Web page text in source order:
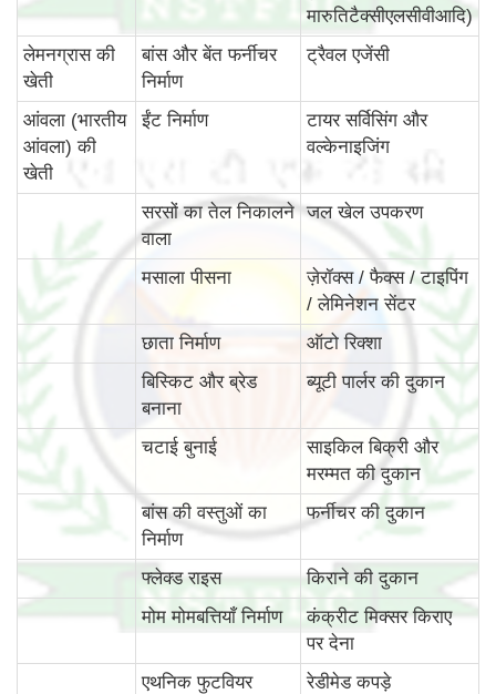
मारुतिटैक्सीएलसीवीआदि)
लेमनग्रास की
खेती
बांस और बेंत फर्नीचर
निर्माण
ट्रैवल एजेंसी
आंवला (भारतीय
आंवला) की
खेती
ईंट निर्माण
टायर सर्विसिंग और
वल्केनाइजिंग
सरसों का तेल निकालने
वाला
जल खेल उपकरण
मसाला पीसना
ज़ेरॉक्स / फैक्स / टाइपिंग
/ लेमिनेशन सेंटर
छाता निर्माण
ऑटो रिक्शा
बिस्किट और ब्रेड
बनाना
ब्यूटी पार्लर की दुकान
चटाई बुनाई
साइकिल बिक्री और
मरम्मत की दुकान
बांस की वस्‍तुओं का
निर्माण
फर्नीचर की दुकान
फ्लेक्ड राइस
किराने की दुकान
मोम मोमबत्तियाँ निर्माण
कंक्रीट मिक्सर किराए
पर देना
एथनिक फुटवियर
रेडीमेड कपड़े